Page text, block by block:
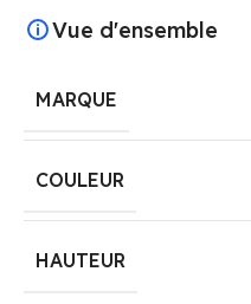
Vue d'ensemble
MARQUE
COULEUR
HAUTEUR